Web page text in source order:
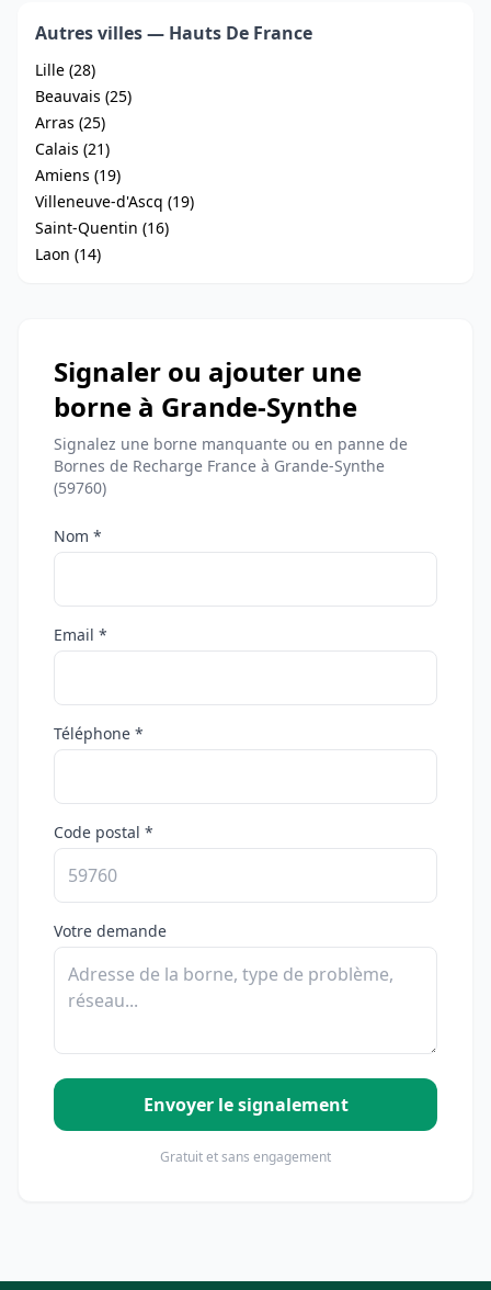
Autres villes — Hauts De France
Lille (28)
Beauvais (25)
Arras (25)
Calais (21)
Amiens (19)
Villeneuve-d'Ascq (19)
Saint-Quentin (16)
Laon (14)
Signaler ou ajouter une
borne à Grande-Synthe
Signalez une borne manquante ou en panne de
Bornes de Recharge France à Grande-Synthe
(59760)
Nom *
Email *
Téléphone *
Code postal *
Votre demande
Envoyer le signalement
Gratuit et sans engagement